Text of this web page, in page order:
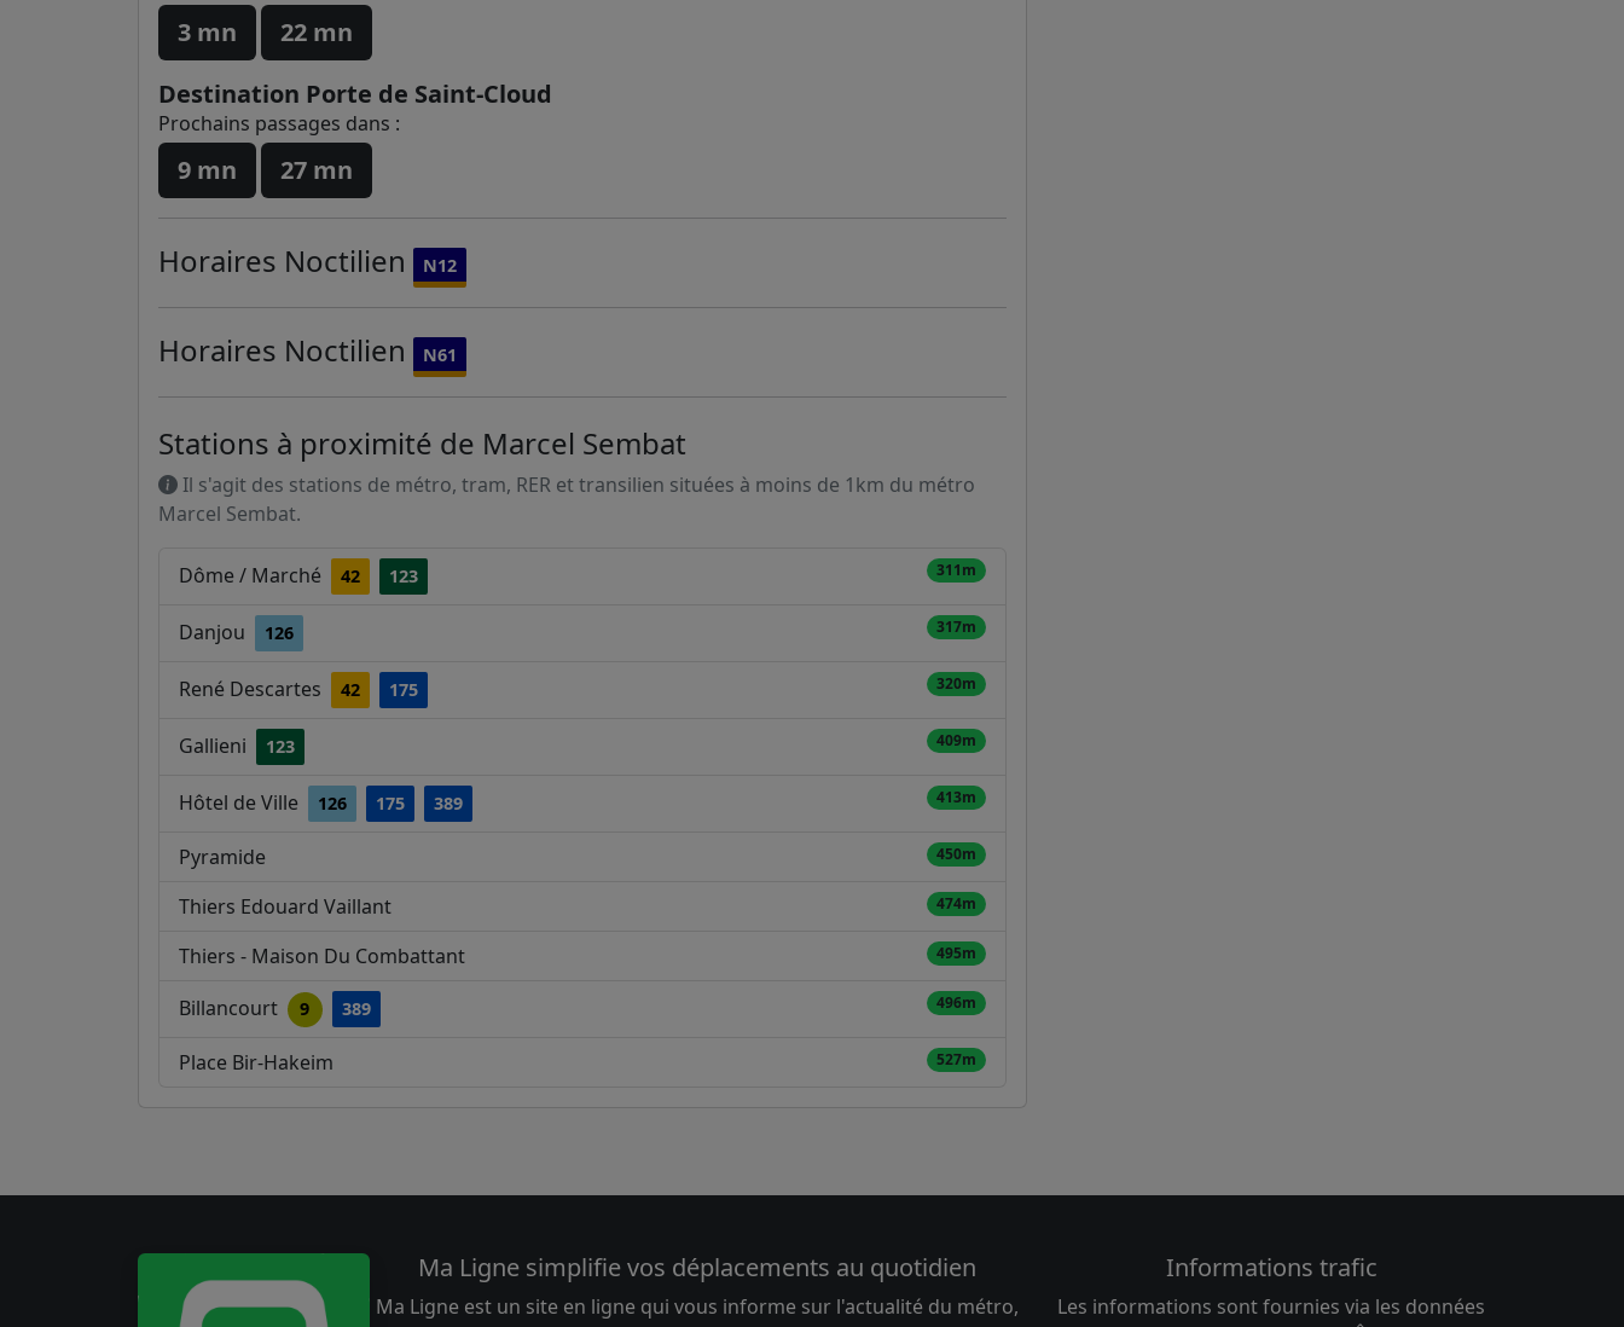
3 mn
22 mn
Destination Porte de Saint-Cloud
Prochains passages dans :
9 mn 27 mn
Horaires Noctilien N12
Horaires Noctilien N61
Stations à proximité de Marcel Sembat
Il s'agit des stations de métro, tram, RER et transilien situées à moins de 1km du métro
Marcel Sembat.
Dôme / Marché 42 123 311m
Danjou 126 317m
René Descartes 42 175 320m
Gallieni 123 409m
Hôtel de Ville 126 175 389 413m
Pyramide 450m
Thiers Edouard Vaillant 474m
Thiers - Maison Du Combattant 495m
Billancourt 9 389 496m
Place Bir-Hakeim 527m
Ma Ligne simplifie vos déplacements au quotidien
Ma Ligne est un site en ligne qui vous informe sur l'actualité du métro,
Informations trafic
Les informations sont fournies via les données